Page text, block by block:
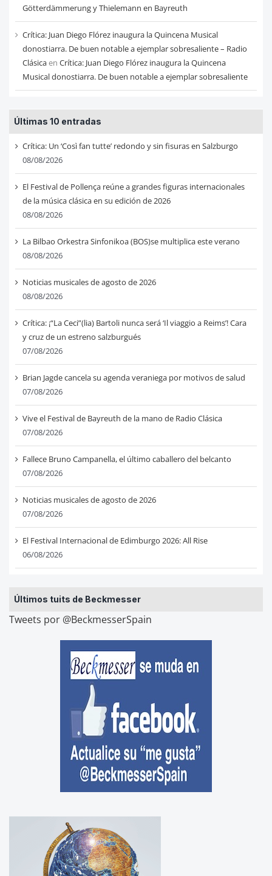
Götterdämmerung y Thielemann en Bayreuth
Crítica: Juan Diego Flórez inaugura la Quincena Musical
donostiarra. De buen notable a ejemplar sobresaliente – Radio
Clásicaen Crítica: Juan Diego Flórez inaugura la Quincena
Musical donostiarra. De buen notable a ejemplar sobresaliente
Últimas 10 entradas
Crítica: Un ‘Così fan tutte’ redondo y sin fisuras en Salzburgo
08/08/2026
El Festival de Pollença reúne a grandes figuras internacionales
de la música clásica en su edición de 2026
08/08/2026
La Bilbao Orkestra Sinfonikoa (BOS)se multiplica este verano
08/08/2026
Noticias musicales de agosto de 2026
08/08/2026
Crítica: ¡“La Ceci”(lia) Bartoli nunca será ‘Il viaggio a Reims’! Cara
y cruz de un estreno salzburgués
07/08/2026
Brian Jagde cancela su agenda veraniega por motivos de salud
07/08/2026
Vive el Festival de Bayreuth de la mano de Radio Clásica
07/08/2026
Fallece Bruno Campanella, el último caballero del belcanto
07/08/2026
Noticias musicales de agosto de 2026
07/08/2026
El Festival Internacional de Edimburgo 2026: All Rise
06/08/2026
Últimos tuits de Beckmesser
Tweets por @BeckmesserSpain